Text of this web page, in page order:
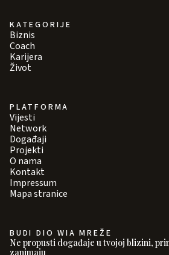
KATEGORIJE
Biznis
Coach
Karijera
Život
PLATFORMA
Vijesti
Network
Događaji
Projekti
O nama
Kontakt
Impressum
Mapa stranice
BUDI DIO WIA MREŽE
Ne propusti događaje u tvojoj blizini,
zanimaju